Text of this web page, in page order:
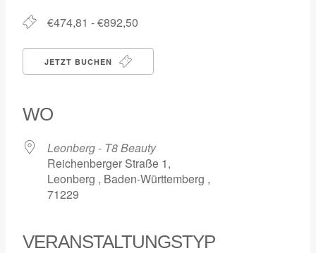
€474,81 - €892,50
JETZT BUCHEN
WO
Leonberg - T8 Beauty
Reichenberger Straße 1,
Leonberg , Baden-Württemberg ,
71229
VERANSTALTUNGSTYP